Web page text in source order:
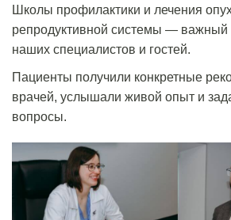
Школы профилактики и лечения
репродуктивной системы — важный
наших специалистов и гостей.
Пациенты получили конкретные
врачей, услышали живой опыт и
вопросы.